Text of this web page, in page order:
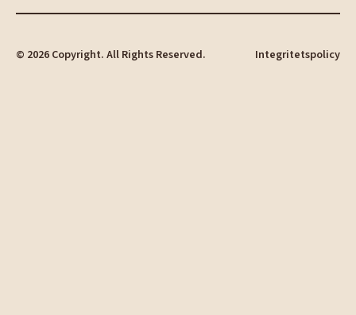
© 2026Copyright. All Rights Reserved. Integritetspolicy